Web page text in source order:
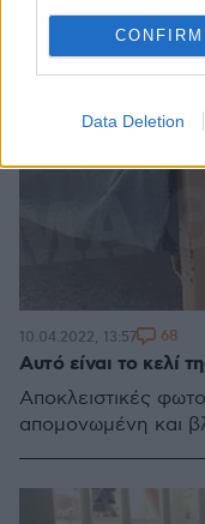
CONFIRM
Data Deletion
Αυτό είναι το κελί
Αποκλειστικές
απομονωμένη και
10.04.2022, 13:57 68